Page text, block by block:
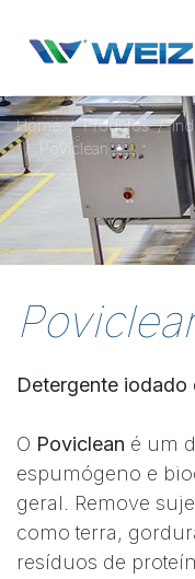
Home Produtos
Poviclean
Detergente iodado
O Poviclean é um
espumógeno e
geral. Remove
como terra,
resíduos de